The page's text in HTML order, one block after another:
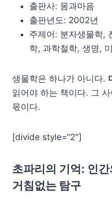
출판사: 몸과마음
출판년도: 2002년
주제어: 분자생물학,
학, 과학철학, 생명,
생물학은 하나가 아니다.
읽어야 하는 책이다. 그
몫이다.
[divide style=”2″]
초파리의 기억: 인
거침없는 탐구